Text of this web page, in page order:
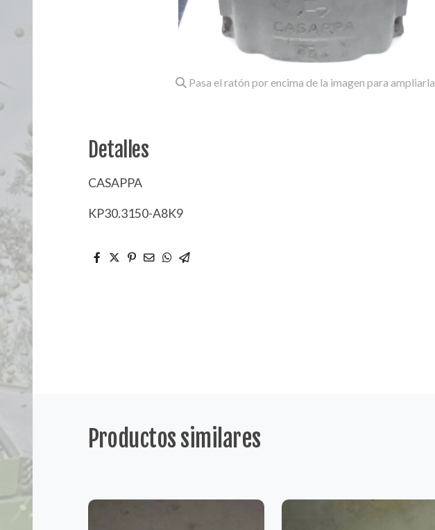
Pasa el ratón por encima de la imagen para ampliarla
Detalles
CASAPPA
KP30.3150-A8K9
Productos similares